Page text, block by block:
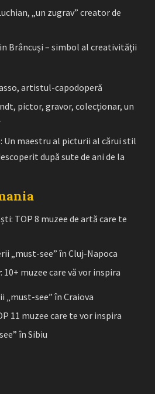
„un zugrav” creator de
Brâncuşi – simbol al creativităţii
artistul-capodoperă
pictor, gravor, colecţionar, un
Un maestru al picturii al cărui stil
după sute de ani de la
TOP 8 muzee de artă care te
„must-see” în Cluj-Napoca
muzee care vă vor inspira
„must-see” în Craiova
11 muzee care te vor inspira
în Sibiu